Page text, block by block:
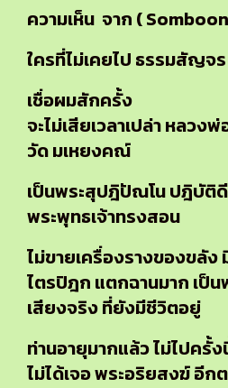
ความเห็น จาก (
ใครที่ไม่เคยไป ธรรมสัญจ
เชื่อผมสักครั้ง
จะไม่เสียเวลาเปล่า หลวง
วัด มเหยงคณ์
เป็นพระสุปฎิปัณโน ปฎิบัติ
พระพุทธเจ้าทรงสอน
ไม่ขายเครื่องรางของขลัง
ไตรปิฎก แตกฉานมาก เป็
เสียงจริง ที่ยังมีชีวิตอยู่
ท่านอายุมากแล้ว ไม่ไปครั้
ไม่ได้เจอ พระอริยสงฆ์ อีก